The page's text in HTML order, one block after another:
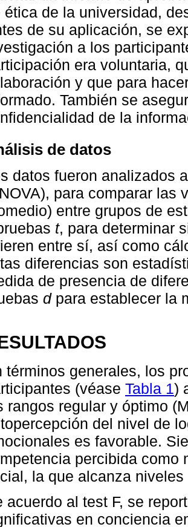
ética de la universidad,
de su aplicación, se
a los
era voluntaria,
y que para
También se
de la
de datos
datos fueron analizados
para comparar las
entre grupos de
t, para determinar
entre sí, así como
diferencias son
de presencia de
dpara establecer la
términos generales, los
(véase Tabla 1)
rangos regular y óptimo
del nivel de
es favorable.
percibida como
la que alcanza
acuerdo al test F, se
en conciencia